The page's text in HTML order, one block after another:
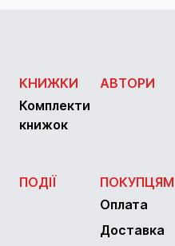
КНИЖКИ
Комплекти
книжок
АВТОРИ
ПОДІЇ
ПОКУПЦЯМ
Оплата
Доставка